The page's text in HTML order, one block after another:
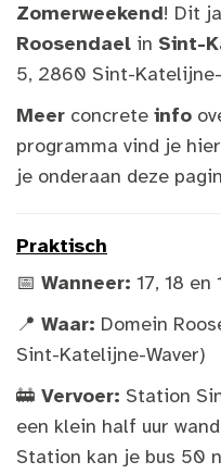
Zomerweekend! Dit
Roosendael in Sint-
5, 2860 Sint-Katelijne-
Meer concrete info
programma vind je
je onderaan deze
Praktisch
📅 Wanneer: 17, 18
📍 Waar: Domein
Sint-Katelijne-Waver)
🚋 Vervoer: Station
een klein half uur
Station kan je bus 50